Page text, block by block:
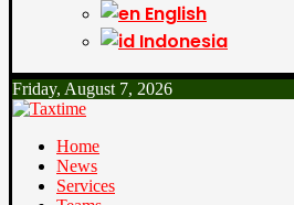
English
Indonesia
Friday, August 7, 2026
Home
News
Services